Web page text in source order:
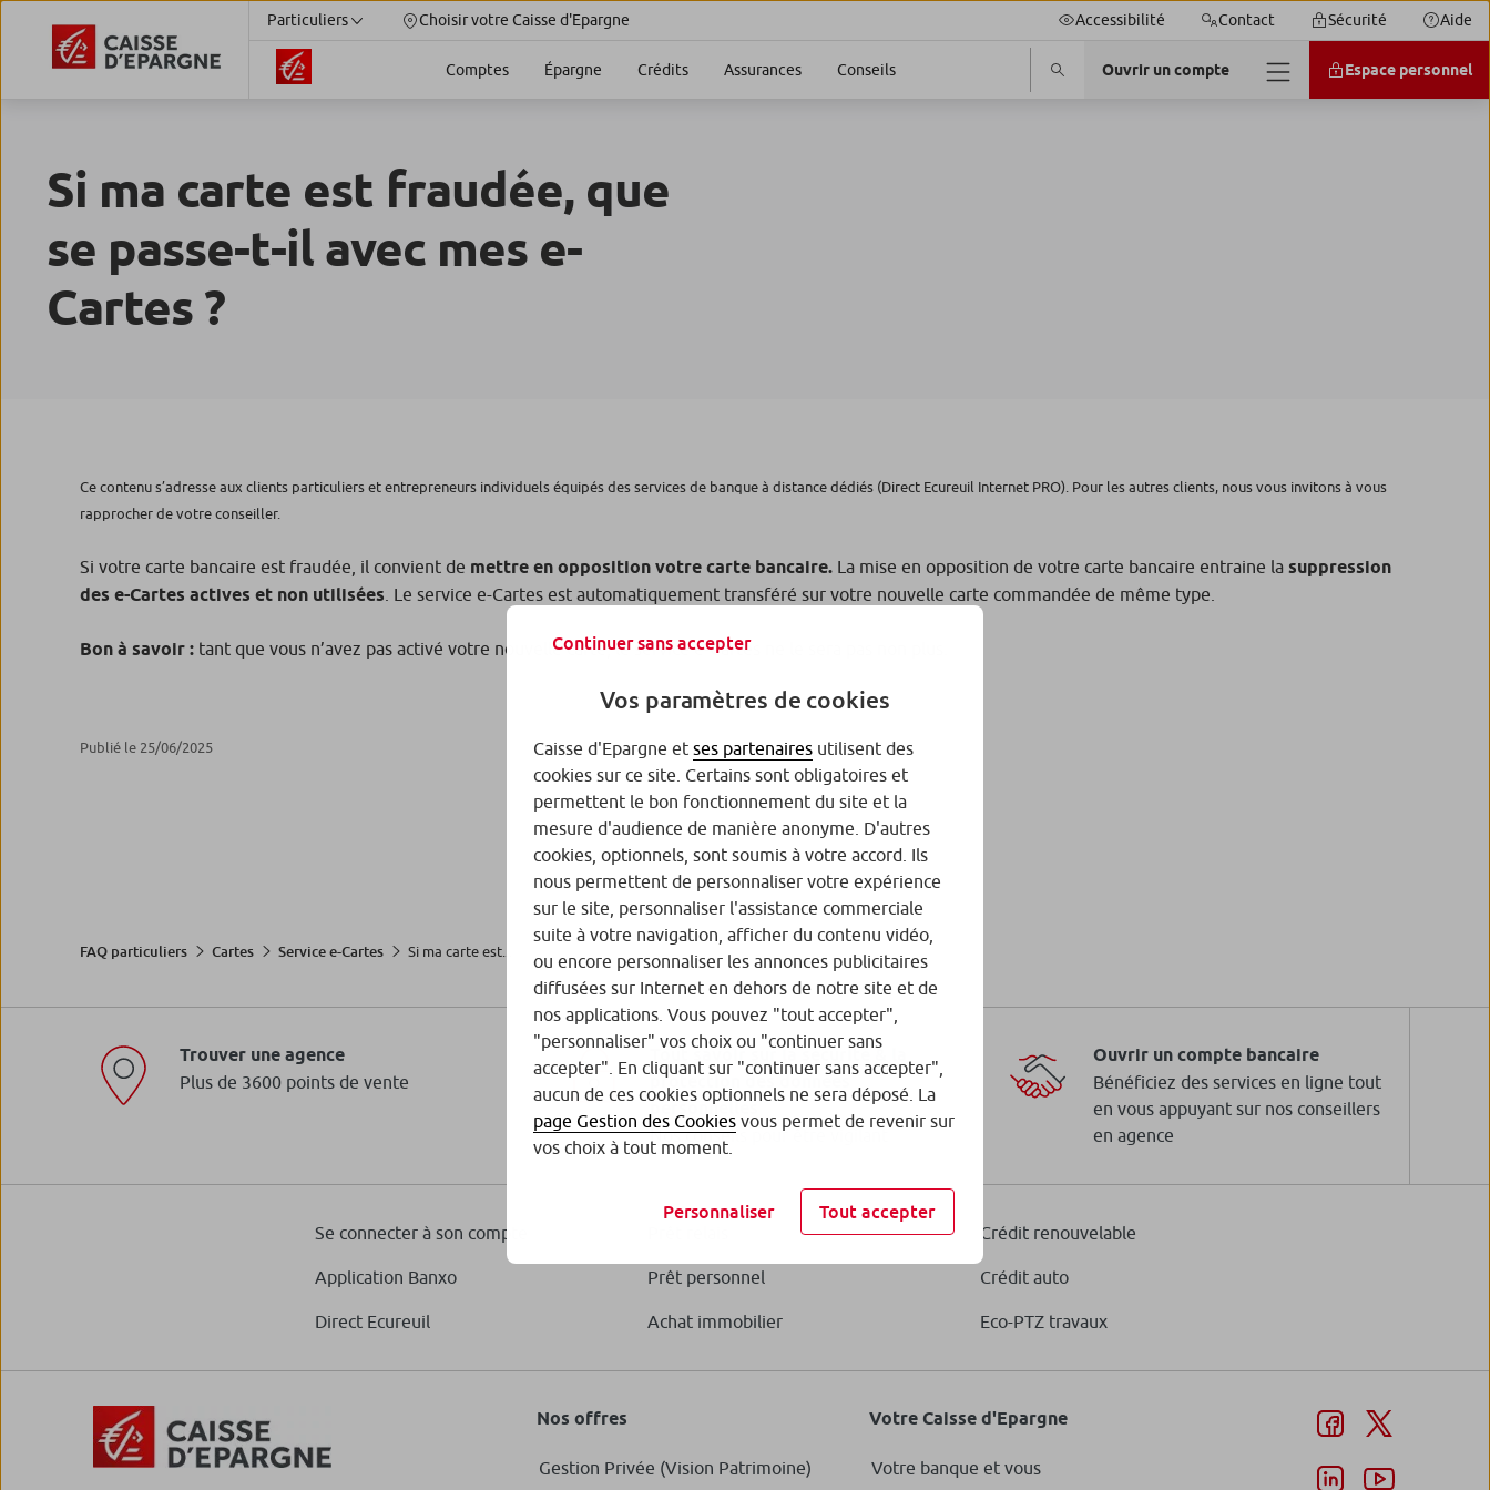
Particuliers Choisir votre Caisse d'Epargne Accessibilité Contact Sécurité Aide
Comptes Épargne Crédits Assurances Conseils Ouvrir un compte Espace personnel
Si ma carte est fraudée, que
se passe-t-il avec mes e-
Cartes ?
Ce contenu s’adresse aux clients particuliers et entrepreneurs individuels équipés des services de banque à distance dédiés (Direct Ecureuil Internet PRO). Pour les autres clients, nous vous invitons à vous
rapprocher de votre conseiller.
Si votre carte bancaire est fraudée, il convient de mettre en opposition votre carte bancaire. La mise en opposition de votre carte bancaire entraine la suppression
des e-Cartes actives et non utilisées . Le service e-Cartes est automatiquement transféré sur votre nouvelle carte commandée de même type.
Bon à savoir : tant que vous n’avez pas activé votre nouvelle carte, le service e-Cartes ne le sera pas non plus.
Publié le 25/06/2025
FAQ particuliers Cartes Service e-Cartes Si ma carte est...
Trouver une agence
Plus de 3600 points de vente
protection des données
personnelles
Nos conseils pour être vigilant
Ouvrir un compte bancaire
Bénéficiez des services en ligne tout
en vous appuyant sur nos conseillers
en agence
Se connecter à son compte Crédit renouvelable
Application Banxo Prêt personnel Crédit auto
Direct Ecureuil Achat immobilier Eco-PTZ travaux
Nos offres
Gestion Privée (Vision Patrimoine)
Votre Caisse d'Epargne
Votre banque et vous
Continuer sans accepter
Vos paramètres de cookies
Caisse d'Epargne et ses partenaires utilisent des
cookies sur ce site. Certains sont obligatoires et
permettent le bon fonctionnement du site et la
mesure d'audience de manière anonyme. D'autres
cookies, optionnels, sont soumis à votre accord. Ils
nous permettent de personnaliser votre expérience
sur le site, personnaliser l'assistance commerciale
suite à votre navigation, afficher du contenu vidéo,
ou encore personnaliser les annonces publicitaires
diffusées sur Internet en dehors de notre site et de
nos applications. Vous pouvez "tout accepter",
"personnaliser" vos choix ou "continuer sans
accepter". En cliquant sur "continuer sans accepter",
aucun de ces cookies optionnels ne sera déposé. La
page Gestion des Cookies vous permet de revenir sur
vos choix à tout moment.
Personnaliser Tout accepter